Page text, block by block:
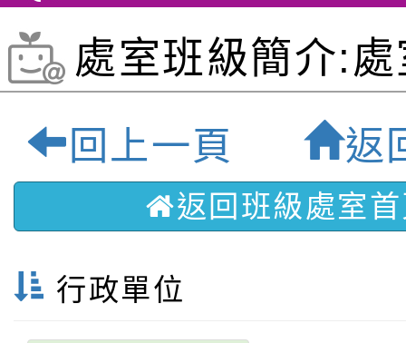
處室班級簡介:
表-桃園最優質
回上一頁 返
返回班級處室
行政單位